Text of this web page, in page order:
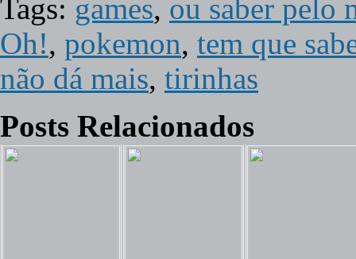
Tags: games, ou saber pelo
Oh!, pokemon, tem que
não dá mais, tirinhas
Posts Relacionados